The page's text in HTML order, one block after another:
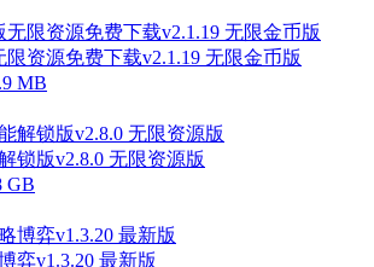
资源免费下载v2.1.19 无限金币版
MB
锁版v2.8.0 无限资源版
GB
弈v1.3.20 最新版